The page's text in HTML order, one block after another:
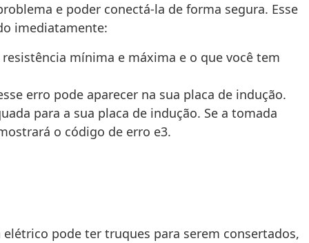
e poder conectá-la de forma segura. Esse
imediatamente:
mínima e máxima e o que você tem
erro pode aparecer na sua placa de indução.
para a sua placa de indução. Se a tomada
o código de erro e3.
pode ter truques para serem consertados,